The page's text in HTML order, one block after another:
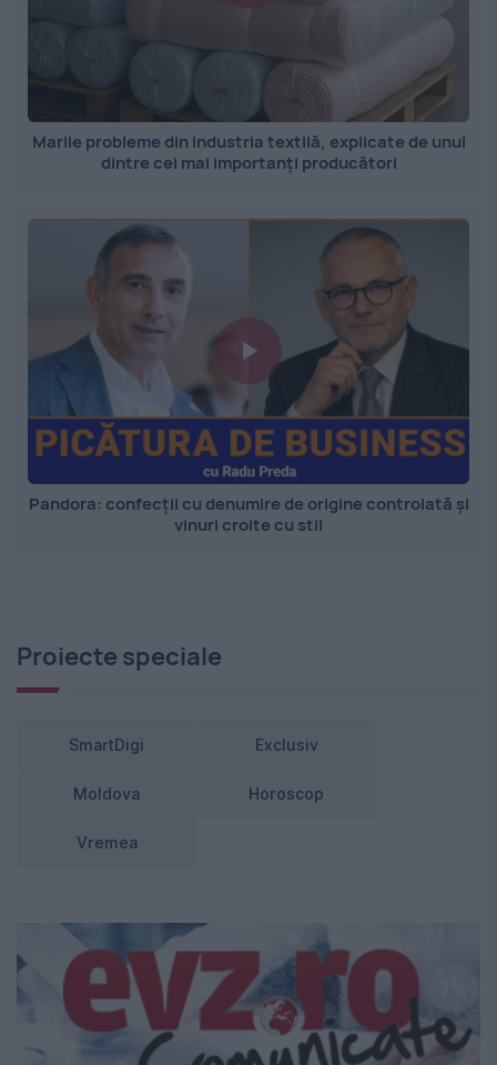
Marile probleme din industria textilă, explicate de unul
dintre cei mai importanți producători
Pandora: confecții cu denumire de origine controlată și
vinuri croite cu stil
Proiecte speciale
SmartDigi Exclusiv
Moldova Horoscop
Vremea